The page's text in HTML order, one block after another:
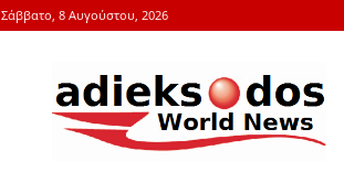
Σάββατο, 8 Αυγούστου, 2026
adieksodos.gr